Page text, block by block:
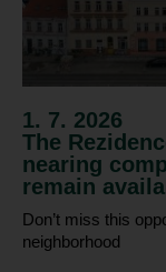
1. 7. 2026
The
nearing
remain
Don’t miss this
neighborhood